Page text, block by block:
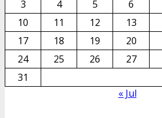
3
4 5 6
10
11 12 13
17
18 19 20
24
25 26 27
31
« Jul